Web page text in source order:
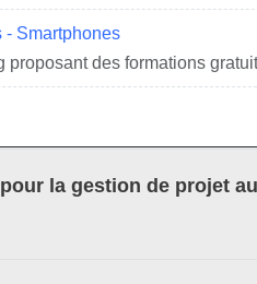
- Smartphones
des formations
la gestion de projet